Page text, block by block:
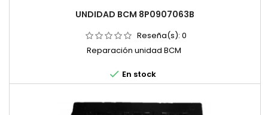
UNDIDAD BCM 8P0907063B
Reseña(s): 0
Reparación unidad BCM
 En stock